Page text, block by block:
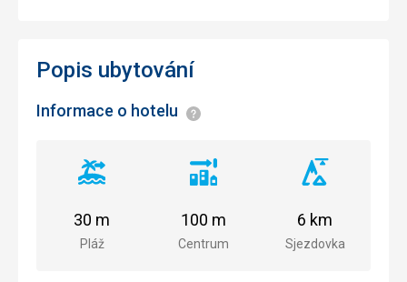
Popis ubytování
Informace o hotelu Informace
Vzdálenost
pláže
Pláž
30 m
Vzdálenost
centra
Centrum
100 m
Vzdálenost
sjezdovky
Sjezdovka
6 km